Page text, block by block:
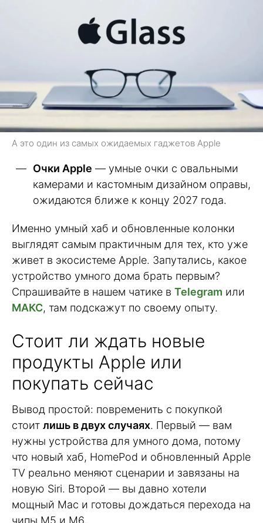
А это один из самых ожидаемых гаджетов Apple
Очки Apple — умные очки с овальными
камерами и кастомным дизайном оправы,
ожидаются ближе к концу 2027 года.
Именно умный хаб и обновленные колонки
выглядят самым практичным для тех, кто уже
живет в экосистеме Apple. Запутались, какое
устройство умного дома брать первым?
Спрашивайте в нашем чатике в Telegram или
МАКС, там подскажут по своему опыту.
Стоит ли ждать новые
продукты Apple или
покупать сейчас
Вывод простой: повременить с покупкой
стоит лишь в двух случаях. Первый — вам
нужны устройства для умного дома, потому
что новый хаб, HomePod и обновленный Apple
TV реально меняют сценарии и завязаны на
новую Siri. Второй — вы давно хотели
мощный Mac и готовы дождаться перехода на